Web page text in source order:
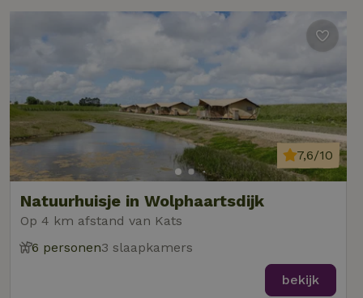
Natuurhuisje in Wolphaartsdijk
Op 4 km afstand van Kats
7,6/10
6 personen3 slaapkamers
bekijk